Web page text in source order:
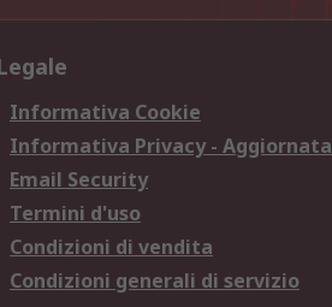
Informativa Cookie
Informativa Privacy - Aggiornata
Email Security
Termini d'uso
Condizioni di vendita
Condizioni generali di servizio